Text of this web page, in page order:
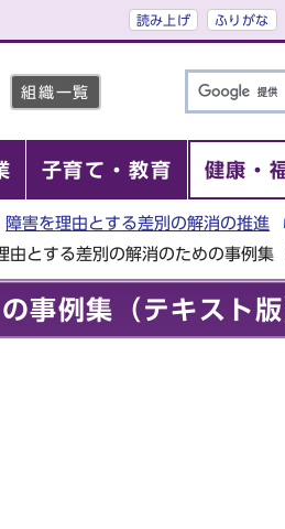
読み上げ ふりがな
組織一覧
子育て・教育 健康・
障害を理由とする差別の解消の推進
由とする差別の解消のための事例集
事例集（テキスト版